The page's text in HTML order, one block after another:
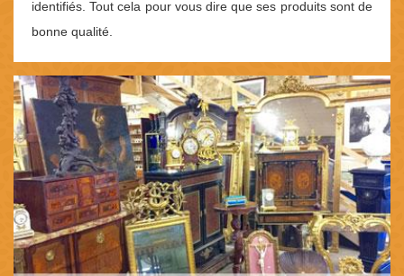
identifiés. Tout cela pour vous dire que ses produits sont de
bonne qualité.